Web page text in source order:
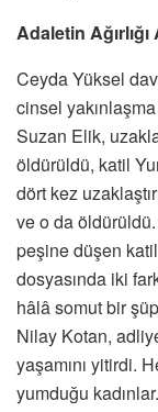
Adaletin Ağırlığı
Ceyda Yüksel
cinsel
Suzan Elik,
öldürüldü, katil
dört kez
ve o da öldürüldü.
peşine düşen
dosyasında iki
hâlâ somut bir
Nilay Kotan,
yaşamını yitirdi.
yumduğu kadınlar.